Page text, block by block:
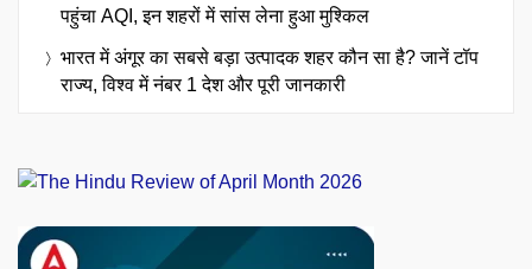
पहुंचा AQI, इन शहरों में सांस लेना हुआ मुश्किल
भारत में अंगूर का सबसे बड़ा उत्पादक शहर कौन सा है? जानें टॉप
राज्य, विश्व में नंबर 1 देश और पूरी जानकारी